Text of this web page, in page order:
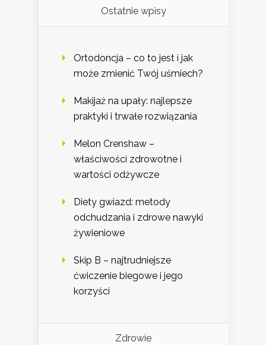
Ostatnie wpisy
Ortodoncja – co to jest i jak
może zmienić Twój uśmiech?
Makijaż na upały: najlepsze
praktyki i trwałe rozwiązania
Melon Crenshaw –
właściwości zdrowotne i
wartości odżywcze
Diety gwiazd: metody
odchudzania i zdrowe nawyki
żywieniowe
Skip B – najtrudniejsze
ćwiczenie biegowe i jego
korzyści
Zdrowie